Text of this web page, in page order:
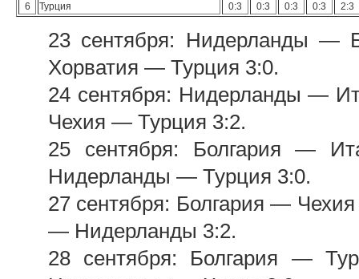
6
Турция 0:3 0:3 0:3 0:3 2:3
23 сентября: Нидерланды —
Хорватия — Турция 3:0.
24 сентября: Нидерланды —
Чехия — Турция 3:2.
25 сентября: Болгария —
Нидерланды — Турция 3:0.
27 сентября: Болгария —
— Нидерланды 3:2.
28 сентября: Болгария —